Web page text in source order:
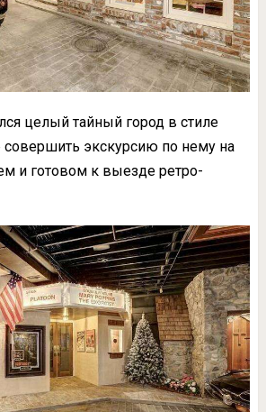
целый тайный город в стиле
экскурсию по нему на
и готовом к выезде ретро-